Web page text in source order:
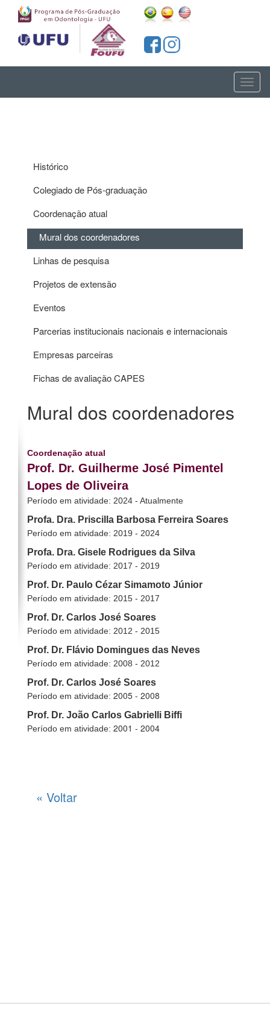
Histórico
Colegiado de Pós-graduação
Coordenação atual
Mural dos coordenadores
Linhas de pesquisa
Projetos de extensão
Eventos
Parcerias institucionais nacionais e internacionais
Empresas parceiras
Fichas de avaliação CAPES
Mural dos coordenadores
Coordenação atual
Prof. Dr. Guilherme José Pimentel
Lopes de Oliveira
Período em atividade: 2024 - Atualmente
Profa. Dra. Priscilla Barbosa Ferreira Soares
Período em atividade: 2019 - 2024
Profa. Dra. Gisele Rodrigues da Silva
Período em atividade: 2017 - 2019
Prof. Dr. Paulo Cézar Simamoto Júnior
Período em atividade: 2015 - 2017
Prof. Dr. Carlos José Soares
Período em atividade: 2012 - 2015
Prof. Dr. Flávio Domingues das Neves
Período em atividade: 2008 - 2012
Prof. Dr. Carlos José Soares
Período em atividade: 2005 - 2008
Prof. Dr. João Carlos Gabrielli Biffi
Período em atividade: 2001 - 2004
« Voltar